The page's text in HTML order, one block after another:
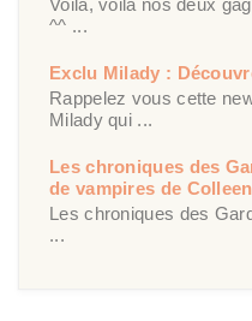
^^ ...
Exclu Milady :
Rappelez vous cette
Milady qui ...
Les chroniques des
de vampires de
Les chroniques des
...